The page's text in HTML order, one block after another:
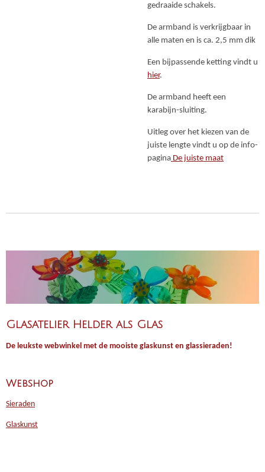
gedraaide schakels.
De armband is verkrijgbaar in
alle maten en is ca. 2,5 mm dik
Een bijpassende ketting vindt u
hier.
De armband heeft een
karabijn-sluiting.
Uitleg over het kiezen van de
juiste lengte vindt u op de info-
pagina De juiste maat
Glasatelier Helder als Glas
De leukste webwinkel met de mooiste glaskunst en glassieraden!
Webshop
Sieraden
Glaskunst